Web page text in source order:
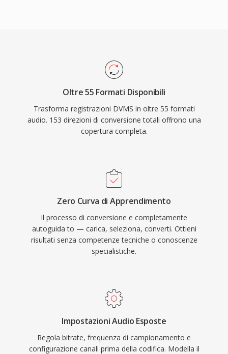
Oltre 55 Formati Disponibili
Trasforma registrazioni DVMS in oltre 55 formati
audio. 153 direzioni di conversione totali offrono una
copertura completa.
Zero Curva di Apprendimento
Il processo di conversione e completamente
autoguida to — carica, seleziona, converti. Ottieni
risultati senza competenze tecniche o conoscenze
specialistiche.
Impostazioni Audio Esposte
Regola bitrate, frequenza di campionamento e
configurazione canali prima della codifica. Modella il